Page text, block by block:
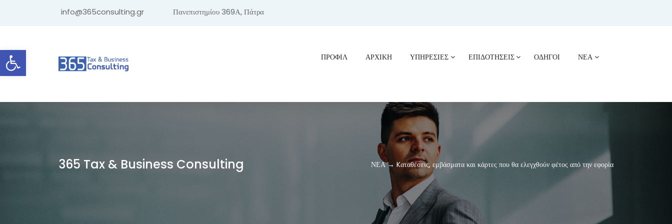
Ανοίξτε τη γραμμή εργαλείων
info@365consulting.gr Πανεπιστημίου 369Α, Πάτρα
ΠΡΟΦΊΛ ΑΡΧΙΚΗ ΥΠΗΡΕΣΙΕΣ ΕΠΙΔΟΤΗΣΕΙΣ ΟΔΗΓΟΙ ΝΕΑ
365 Tax & Business Consulting ΝΕΑ → Kαταθέσεις, εμβάσματα και κάρτες που θα ελεγχθούν φέτος από την εφορία